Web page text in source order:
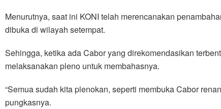
Menurutnya, saat ini KONI telah merencanakan
dibuka di wilayah setempat.
Sehingga, ketika ada Cabor yang direkomendasikan
melaksanakan pleno untuk membahasnya.
“Semua sudah kita plenokan, seperti membuka Cabor
pungkasnya.